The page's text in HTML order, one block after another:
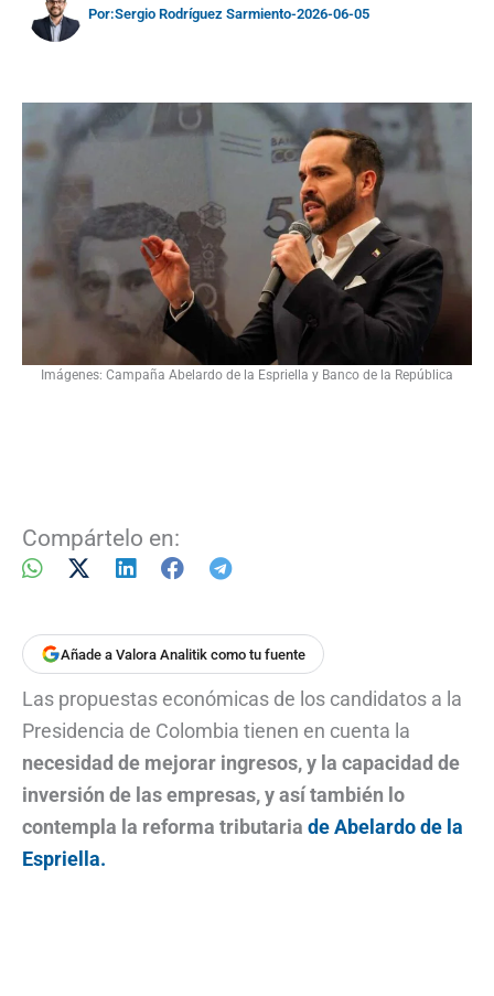
Por:Sergio Rodríguez Sarmiento-2026-06-05
Imágenes: Campaña Abelardo de la Espriella y Banco de la República
Compártelo en:
Añade a Valora Analitik como tu fuente
Las propuestas económicas de los candidatos a la
Presidencia de Colombia tienen en cuenta la
necesidad de mejorar ingresos, y la capacidad de
inversión de las empresas, y así también lo
contempla la reforma tributaria de Abelardo de la
Espriella.